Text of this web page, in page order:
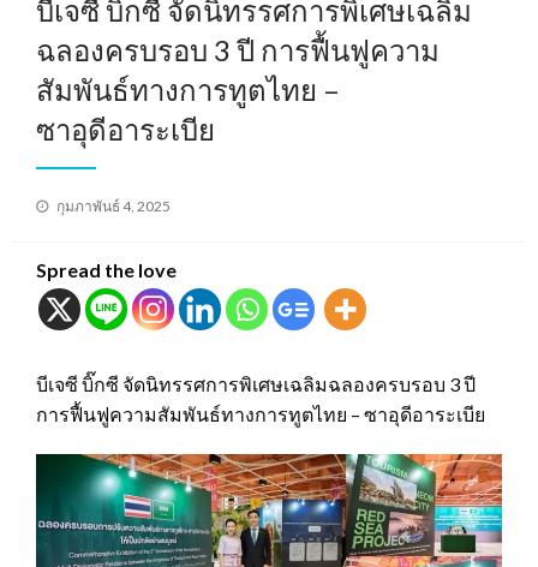
บีเจซี บิ๊กซี จัดนิทรรศการพิเศษเฉลิม
ฉลองครบรอบ 3 ปี การฟื้นฟูความ
สัมพันธ์ทางการทูตไทย –
ซาอุดีอาระเบีย
Posted
กุมภาพันธ์ 4, 2025
Spread the love
บีเจซี บิ๊กซี จัดนิทรรศการพิเศษเฉลิมฉลองครบรอบ 3 ปี
การฟื้นฟูความสัมพันธ์ทางการทูตไทย – ซาอุดีอาระเบีย